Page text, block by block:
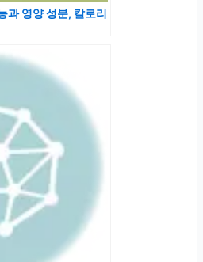
과 영양 성분, 칼로리